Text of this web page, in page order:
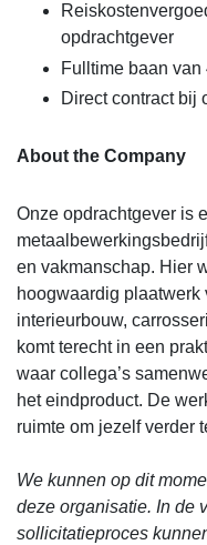
opdrachtgever
Fulltime baan
Direct contract bij
About the Company
Onze opdrachtgever is
en vakmanschap. Hier
hoogwaardig plaatwerk
interieurbouw,
komt terecht in een
waar collega’s
het eindproduct. De
ruimte om jezelf verder
We kunnen op dit
deze organisatie. In de
sollicitatieproces